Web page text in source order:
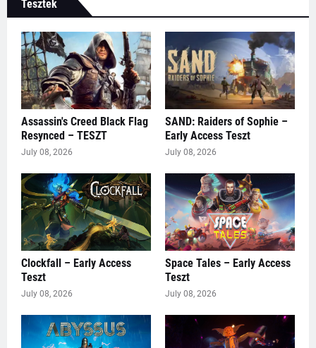
Tesztek
Assassin's Creed Black Flag
Resynced – TESZT
July 08, 2026
SAND: Raiders of Sophie –
Early Access Teszt
July 08, 2026
Clockfall – Early Access
Teszt
July 08, 2026
Space Tales – Early Access
Teszt
July 08, 2026